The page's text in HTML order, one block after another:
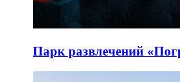
Парк развлечений